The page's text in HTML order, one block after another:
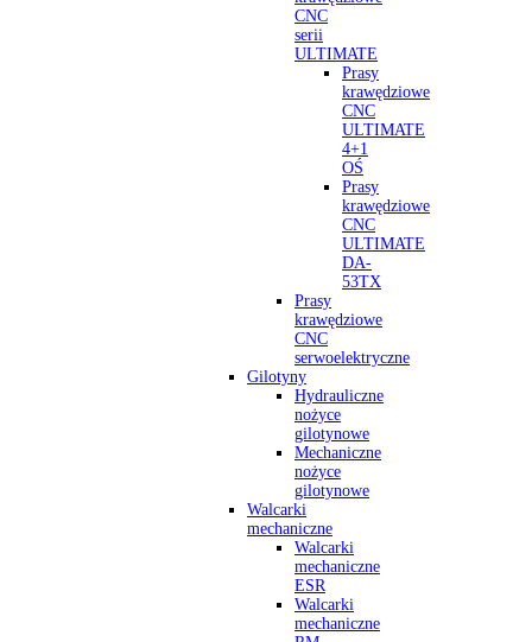
CNC
serii
ULTIMATE
Prasy
krawędziowe
CNC
ULTIMATE
4+1
OŚ
Prasy
krawędziowe
CNC
ULTIMATE
DA-
53TX
Prasy
krawędziowe
CNC
serwoelektryczne
Gilotyny
Hydrauliczne
nożyce
gilotynowe
Mechaniczne
nożyce
gilotynowe
Walcarki
mechaniczne
Walcarki
mechaniczne
ESR
Walcarki
mechaniczne